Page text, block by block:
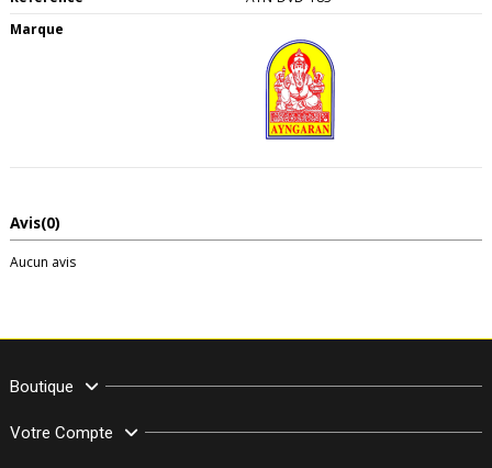
Marque
Avis(0)
Aucun avis
Boutique
Votre Compte